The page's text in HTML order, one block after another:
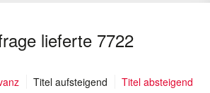
lieferte 7722
Titel aufsteigend (ausgewählt)
Titel absteigend